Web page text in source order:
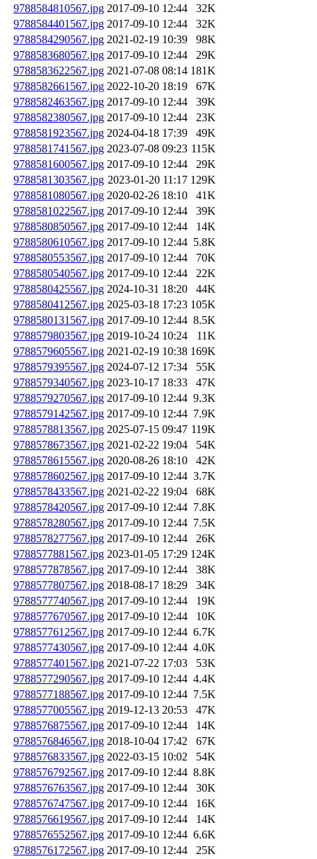
9788584810567.jpg 2017-09-10 12:44
32K
9788584401567.jpg 2017-09-10 12:44
32K
9788584290567.jpg 2021-02-19 10:39
98K
9788583680567.jpg 2017-09-10 12:44
29K
9788583622567.jpg 2021-07-08 08:14 181K
9788582661567.jpg 2022-10-20 18:19
67K
9788582463567.jpg 2017-09-10 12:44
39K
9788582380567.jpg 2017-09-10 12:44
23K
9788581923567.jpg 2024-04-18 17:39
49K
9788581741567.jpg 2023-07-08 09:23 115K
9788581600567.jpg 2017-09-10 12:44
29K
9788581303567.jpg 2023-01-20 11:17 129K
9788581080567.jpg 2020-02-26 18:10
41K
9788581022567.jpg 2017-09-10 12:44
39K
9788580850567.jpg 2017-09-10 12:44
14K
9788580610567.jpg 2017-09-10 12:44 5.8K
9788580553567.jpg 2017-09-10 12:44
70K
9788580540567.jpg 2017-09-10 12:44
22K
9788580425567.jpg 2024-10-31 18:20
44K
9788580412567.jpg 2025-03-18 17:23 105K
9788580131567.jpg 2017-09-10 12:44 8.5K
9788579803567.jpg 2019-10-24 10:24
11K
9788579605567.jpg 2021-02-19 10:38 169K
9788579395567.jpg 2024-07-12 17:34
55K
9788579340567.jpg 2023-10-17 18:33
47K
9788579270567.jpg 2017-09-10 12:44 9.3K
9788579142567.jpg 2017-09-10 12:44 7.9K
9788578813567.jpg 2025-07-15 09:47 119K
9788578673567.jpg 2021-02-22 19:04
54K
9788578615567.jpg 2020-08-26 18:10
42K
9788578602567.jpg 2017-09-10 12:44 3.7K
9788578433567.jpg 2021-02-22 19:04
68K
9788578420567.jpg 2017-09-10 12:44 7.8K
9788578280567.jpg 2017-09-10 12:44 7.5K
9788578277567.jpg 2017-09-10 12:44
26K
9788577881567.jpg 2023-01-05 17:29 124K
9788577878567.jpg 2017-09-10 12:44
38K
9788577807567.jpg 2018-08-17 18:29
34K
9788577740567.jpg 2017-09-10 12:44
19K
9788577670567.jpg 2017-09-10 12:44
10K
9788577612567.jpg 2017-09-10 12:44 6.7K
9788577430567.jpg 2017-09-10 12:44 4.0K
9788577401567.jpg 2021-07-22 17:03
53K
9788577290567.jpg 2017-09-10 12:44 4.4K
9788577188567.jpg 2017-09-10 12:44 7.5K
9788577005567.jpg 2019-12-13 20:53
47K
9788576875567.jpg 2017-09-10 12:44
14K
9788576846567.jpg 2018-10-04 17:42
67K
9788576833567.jpg 2022-03-15 10:02
54K
9788576792567.jpg 2017-09-10 12:44 8.8K
9788576763567.jpg 2017-09-10 12:44
30K
9788576747567.jpg 2017-09-10 12:44
16K
9788576619567.jpg 2017-09-10 12:44
14K
9788576552567.jpg 2017-09-10 12:44 6.6K
9788576172567.jpg 2017-09-10 12:44
25K